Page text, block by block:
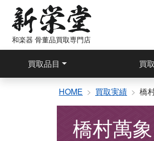
ツ
ス
和楽器 骨董品買取専門店
買取品目 買
HOME 買取実績 橋
橋村萬